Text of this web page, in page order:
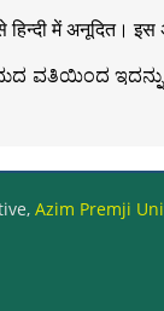
हिन्दी में
ಇದನ್ನು
Azim Premji